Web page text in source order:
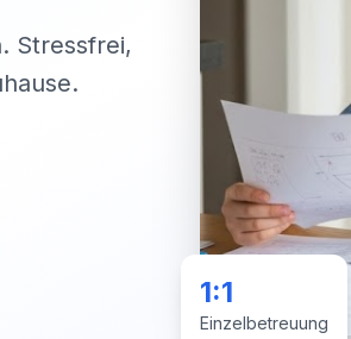
Stressfrei,
1:1
Einzelbetreuung